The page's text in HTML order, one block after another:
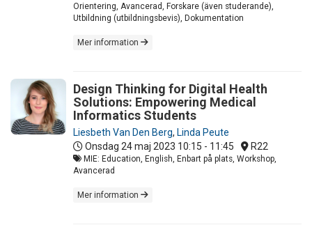
Orientering, Avancerad, Forskare (även studerande),
Utbildning (utbildningsbevis), Dokumentation
Mer information
Design Thinking for Digital Health
Solutions: Empowering Medical
Informatics Students
Liesbeth Van Den Berg, Linda Peute
Onsdag 24 maj 2023 10:15 - 11:45 R22
MIE: Education, English, Enbart på plats, Workshop,
Avancerad
Mer information